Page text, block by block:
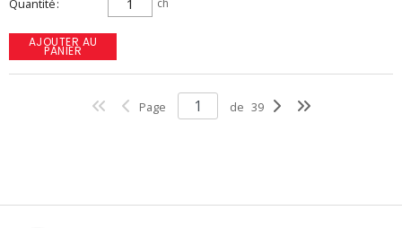
Quantité ch
AJOUTER AU
PANIER
Page de 39